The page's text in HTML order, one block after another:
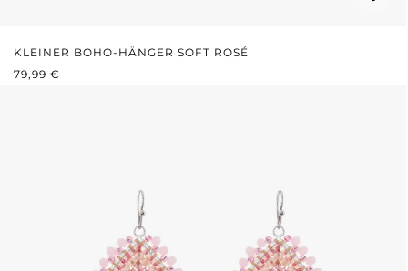
KLEINER BOHO-HÄNGER SOFT ROSÉ
REGULÄRER PREIS:
79,99 €